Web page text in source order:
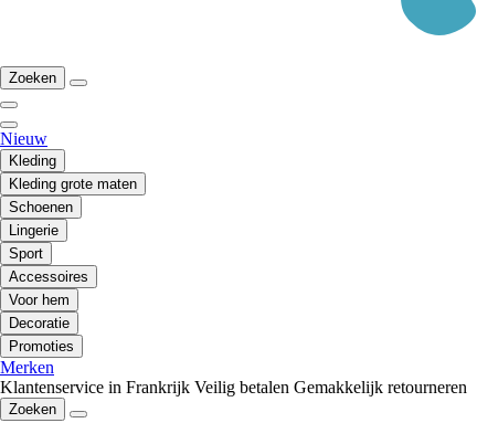
Zoeken
Nieuw
Kleding
Kleding grote maten
Schoenen
Lingerie
Sport
Accessoires
Voor hem
Decoratie
Promoties
Merken
Klantenservice in Frankrijk Veilig betalen Gemakkelijk retourneren
Zoeken